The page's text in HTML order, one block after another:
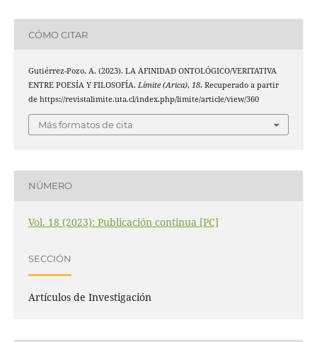
CÓMO CITAR
Gutiérrez-Pozo, A. (2023). LA AFINIDAD ONTOLÓGICO/VERITATIVA
ENTRE POESÍA Y FILOSOFÍA. Límite (Arica), 18. Recuperado a partir
de https://revistalimite.uta.cl/index.php/limite/article/view/360
Más formatos de cita
NÚMERO
Vol. 18 (2023): Publicación continua [PC]
SECCIÓN
Artículos de Investigación